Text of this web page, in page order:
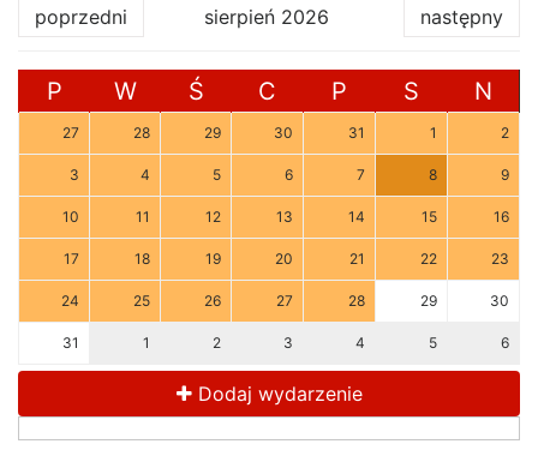
poprzedni sierpień 2026 następny
P W Ś C P S N
27 28 29 30 31 1 2
3 4 5 6 7 8 9
10 11 12 13 14 15 16
17 18 19 20 21 22 23
24 25 26 27 28 29 30
31 1 2 3 4 5 6
Dodaj wydarzenie